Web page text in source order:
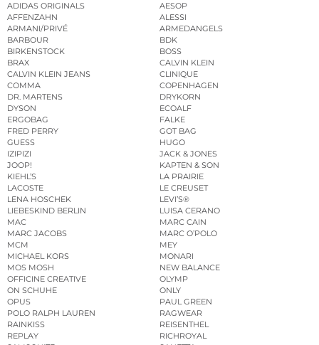
ADIDAS ORIGINALS
AESOP
AFFENZAHN
ALESSI
ARMANI/PRIVÉ
ARMEDANGELS
BARBOUR
BDK
BIRKENSTOCK
BOSS
BRAX
CALVIN KLEIN
CALVIN KLEIN JEANS
CLINIQUE
COMMA
COPENHAGEN
DR. MARTENS
DRYKORN
DYSON
ECOALF
ERGOBAG
FALKE
FRED PERRY
GOT BAG
GUESS
HUGO
IZIPIZI
JACK & JONES
JOOP!
KAPTEN & SON
KIEHL’S
LA PRAIRIE
LACOSTE
LE CREUSET
LENA HOSCHEK
LEVI’S®
LIEBESKIND BERLIN
LUISA CERANO
MAC
MARC CAIN
MARC JACOBS
MARC O’POLO
MCM
MEY
MICHAEL KORS
MONARI
MOS MOSH
NEW BALANCE
OFFICINE CREATIVE
OLYMP
ON SCHUHE
ONLY
OPUS
PAUL GREEN
POLO RALPH LAUREN
RAGWEAR
RAINKISS
REISENTHEL
REPLAY
RICHROYAL